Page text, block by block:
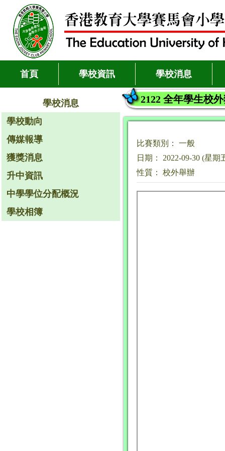
首頁 學校資訊 學校消息
學校消息
學校動向
傳媒報導
獲獎消息
升中資訊
中學學位分配概況
學校相簿
2122 全年學生校
比賽類別： 一般
日期： 2022-09-30 (星期
性質： 校外舉辦